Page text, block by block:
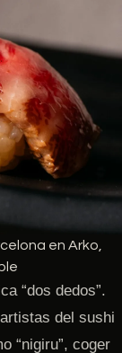
en Arko,
“dos dedos”.
del sushi
“nigiru”, coger